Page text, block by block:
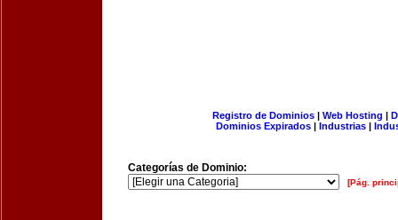
Registro de Dominios| Web Hosting |
Dominios Expirados | Industrias |
Categorías de Dominio:
[Pág.